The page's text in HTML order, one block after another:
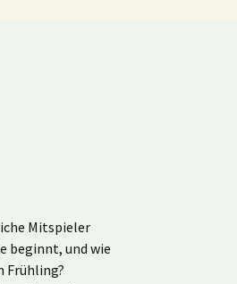
Mitspieler
beginnt, und wie
Frühling?